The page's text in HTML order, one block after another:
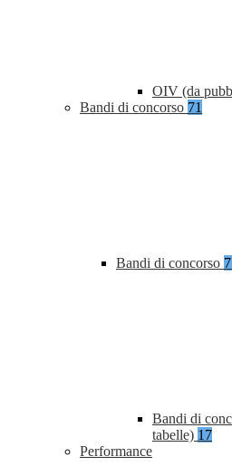
OIV (da
Bandi di concorso 71
Bandi di concorso
Bandi di
tabelle) 17
Performance